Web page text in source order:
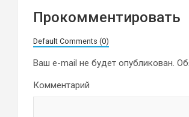
Прокомментировать
Default Comments (0)
Ваш e-mail не будет опубликован.
Комментарий